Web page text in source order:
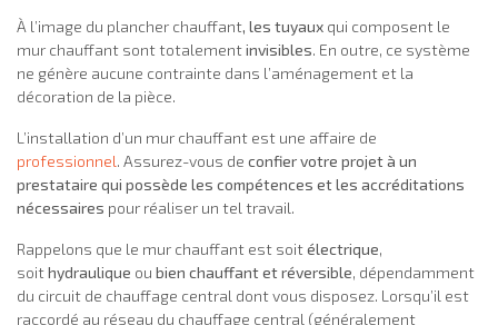
À l’image du plancher chauffant, les tuyaux qui composent le
mur chauffant sont totalementinvisibles. En outre, ce système
ne génère aucune contrainte dans l’aménagement et la
décoration de la pièce.
L’installation d’un mur chauffant est une affaire de
professionnel. Assurez-vous de confier votre projet à un
prestataire qui possède les compétences et les accréditations
nécessaires pour réaliser un tel travail.
Rappelons que le mur chauffant est soitélectrique,
soithydraulique ou bien chauffant et réversible, dépendamment
du circuit de chauffage central dont vous disposez. Lorsqu’il est
raccordé au réseau du chauffage central (généralement